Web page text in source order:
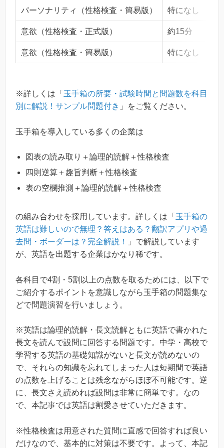
パーソナリティ（性格検査・簡易版） 特になし
意欲（性格検査・正式版） 約15分
意欲（性格検査・簡易版） 特になし
※詳しくは「 玉手箱の所要・試験時間と問題数を科目
別に解説！サンプル問題付き 」をご覧ください。
玉手箱を導入している多くの企業は
図表の読み取り＋論理的読解＋性格検査
四則逆算＋趣旨判断＋性格検査
表の空欄推測＋論理的読解＋性格検査
の組み合わせを採用しています。詳しくは「 玉手箱の
英語は難しいので無理？答えはある？翻訳アプリや過
去問・ボーダーは？完全解説！
」で解説しています
が、英語を出題する企業はかなり稀です。
各科目で4割・5割以上の点数を取るためには、以下で
ご紹介するポイントを意識しながら玉手箱の問題集な
どで問題演習を行いましょう。
※英語は論理的読解・長文読解ともに英語で書かれた
長文を読んで設問に回答する問題です。中学・高校で
学習する英語の基礎知識がないと長文が読めないの
で、それらの知識を忘れてしまった人は短期間で英語
の点数を上げることは残念ながらほぼ不可能です。逆
に、長文さえ読めれば設問は非常に簡単です。なの
で、本記事では英語は割愛させていただきます。
※性格検査は用意された質問に直感で回答すれば良い
だけなので、基本的に対策は不要です。よって、本記